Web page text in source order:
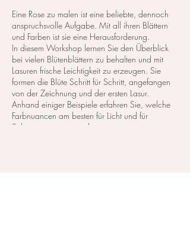
Eine Rose zu malen ist eine beliebte, dennoch
anspruchsvolle Aufgabe. Mit all ihren Blättern
und Farben ist sie eine Herausforderung.
In diesem Workshop lernen Sie den Überblick
bei vielen Blütenblättern zu behalten und mit
Lasuren frische Leichtigkeit zu erzeugen. Sie
formen die Blüte Schritt für Schritt, angefangen
von der Zeichnung und der ersten Lasur.
Anhand einiger Beispiele erfahren Sie, welche
Farbnuancen am besten für Licht und für
Schatten geeignet sind.